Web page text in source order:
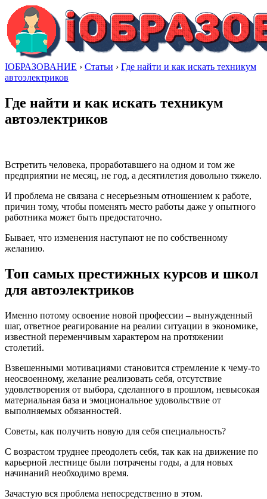
IОБРАЗОВАНИЕ › Статьи › Где найти и как искать техникум
автоэлектриков
Где найти и как искать техникум
автоэлектриков
Встретить человека, проработавшего на одном и том же
предприятии не месяц, не год, а десятилетия довольно тяжело.
И проблема не связана с несерьезным отношением к работе,
причин тому, чтобы поменять место работы даже у опытного
работника может быть предостаточно.
Бывает, что изменения наступают не по собственному
желанию.
Топ самых престижных курсов и школ
для автоэлектриков
Именно потому освоение новой профессии – вынужденный
шаг, ответное реагирование на реалии ситуации в экономике,
известной переменчивым характером на протяжении
столетий.
Взвешенными мотивациями становится стремление к чему-то
неосвоенному, желание реализовать себя, отсутствие
удовлетворения от выбора, сделанного в прошлом, невысокая
материальная база и эмоциональное удовольствие от
выполняемых обязанностей.
Советы, как получить новую для себя специальность?
С возрастом труднее преодолеть себя, так как на движение по
карьерной лестнице были потрачены годы, а для новых
начинаний необходимо время.
Зачастую вся проблема непосредственно в этом.